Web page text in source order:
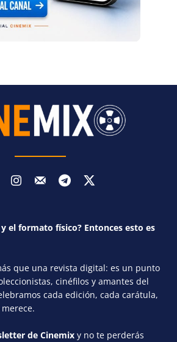
el formato físico? Entonces esto es
que una revista digital: es un punto
cinéfilos y amantes del
cada edición, cada carátula,
de Cinemix y no te perderás